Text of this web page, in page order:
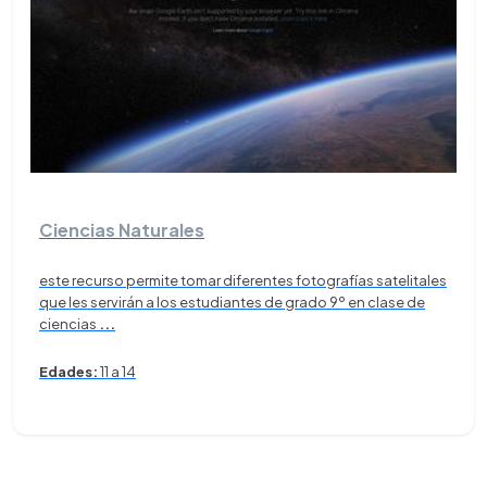
Ciencias Naturales
este recurso permite tomar diferentes fotografías satelitales
que les servirán a los estudiantes de grado 9º en clase de
ciencias ...
Edades:11 a 14